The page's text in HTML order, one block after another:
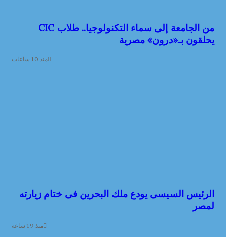
من الجامعة إلى سماء التكنولوجيا.. طلاب CIC
يحلقون بـ«درون» مصرية
منذ 10 ساعات
الرئيس السيسى يودع ملك البحرين فى ختام زيارته
لمصر
منذ 19 ساعة